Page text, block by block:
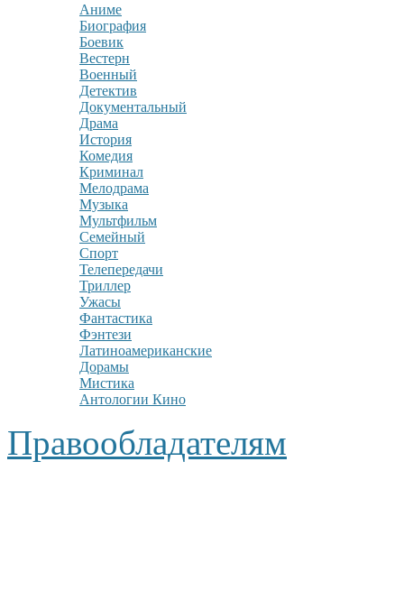
Аниме
Биография
Боевик
Вестерн
Военный
Детектив
Документальный
Драма
История
Комедия
Криминал
Мелодрама
Музыка
Мультфильм
Семейный
Спорт
Телепередачи
Триллер
Ужасы
Фантастика
Фэнтези
Латиноамериканские
Дорамы
Мистика
Антологии Кино
Правообладателям